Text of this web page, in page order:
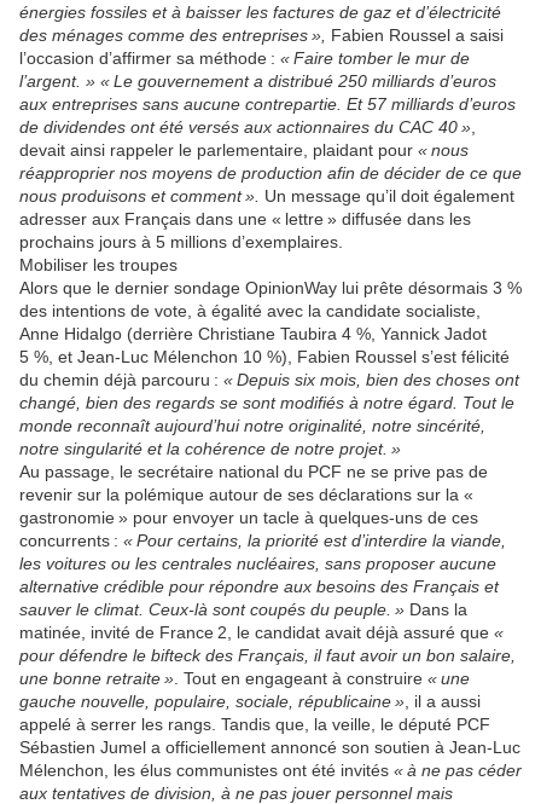
énergies fossiles et à baisser les factures de gaz et d’électricité
des ménages comme des entreprises », Fabien Roussel a saisi
l’occasion d’affirmer sa méthode : « Faire tomber le mur de
l’argent. » « Le gouvernement a distribué 250 milliards d’euros
aux entreprises sans aucune contrepartie. Et 57 milliards d’euros
de dividendes ont été versés aux actionnaires du CAC 40 »
devait ainsi rappeler le parlementaire, plaidant pour « nous
réapproprier nos moyens de production afin de décider de ce que
nous produisons et comment ». Un message qu’il doit également
adresser aux Français dans une « lettre » diffusée dans les
prochains jours à 5 millions d’exemplaires.
Mobiliser les troupes
Alors que le dernier sondage OpinionWay lui prête désormais 3 %
des intentions de vote, à égalité avec la candidate socialiste,
Anne Hidalgo (derrière Christiane Taubira 4 %, Yannick Jadot
5 %, et Jean-Luc Mélenchon 10 %), Fabien Roussel s’est félicité
du chemin déjà parcouru : « Depuis six mois, bien des choses ont
changé, bien des regards se sont modifiés à notre égard. Tout le
monde reconnaît aujourd’hui notre originalité, notre sincérité,
notre singularité et la cohérence de notre projet. »
Au passage, le secrétaire national du PCF ne se prive pas de
revenir sur la polémique autour de ses déclarations sur la «
gastronomie » pour envoyer un tacle à quelques-uns de ces
concurrents : « Pour certains, la priorité est d’interdire la viande,
les voitures ou les centrales nucléaires, sans proposer aucune
alternative crédible pour répondre aux besoins des Français et
sauver le climat. Ceux-là sont coupés du peuple. » Dans la
matinée, invité de France 2, le candidat avait déjà assuré que «
pour défendre le bifteck des Français, il faut avoir un bon salaire,
une bonne retraite » . Tout en engageant à construire « une
gauche nouvelle, populaire, sociale, républicaine » , il a aussi
appelé à serrer les rangs. Tandis que, la veille, le député PCF
Sébastien Jumel a officiellement annoncé son soutien à Jean-Luc
Mélenchon, les élus communistes ont été invités « à ne pas céder
aux tentatives de division, à ne pas jouer personnel mais